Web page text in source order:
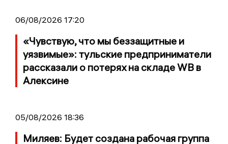
06/08/2026 17:20
«Чувствую, что мы беззащитные и
уязвимые»: тульские предприниматели
рассказали о потерях на складе WB в
Алексине
05/08/2026 18:36
Миляев: Будет создана рабочая группа